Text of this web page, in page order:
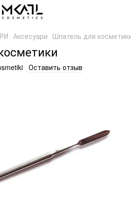
Аксесуари Шпатель для
Оставить отзыв